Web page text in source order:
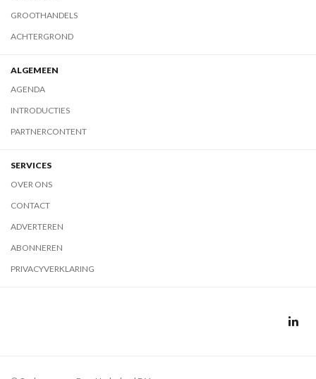
GROOTHANDELS
ACHTERGROND
ALGEMEEN
AGENDA
INTRODUCTIES
PARTNERCONTENT
SERVICES
OVER ONS
CONTACT
ADVERTEREN
ABONNEREN
PRIVACYVERKLARING